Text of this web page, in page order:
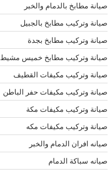
صيانة مطابخ بالدمام والخبر
صيانة وتركيب مطابخ بالجبيل
صيانة وتركيب مطابخ بجدة
صيانة وتركيب مطابخ خميس مشيط
صيانة وتركيب مكيفات القطيف
صيانة وتركيب مكيفات حفر الباطن
صيانة وتركيب مكيفات مكة
صيانة وتركيب مكيفات مكه
صيانه افران الدمام والخبر
صيانه سباكة الدمام